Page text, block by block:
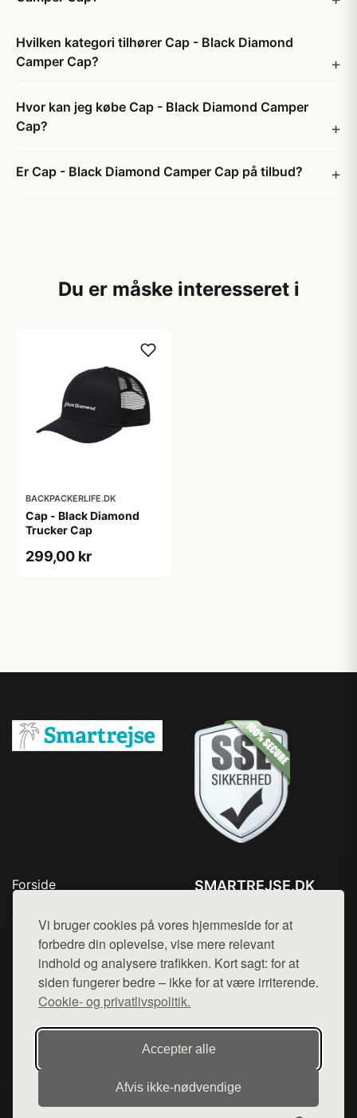
Vi bruger cookies på vores hjemmeside for at
forbedre din oplevelse, vise mere relevant
indhold og analysere trafikken. Kort sagt: for at
siden fungerer bedre – ikke for at være irriterende.
Cookie- og privatlivspolitik.
Accepter alle
Afvis ikke‑nødvendige
Hvilken kategori tilhører Cap - Black Diamond
Camper Cap?
Hvor kan jeg købe Cap - Black Diamond Camper
Cap?
Er Cap - Black Diamond Camper Cap på tilbud?
Du er måske interesseret i
BACKPACKERLIFE.DK
Cap - Black Diamond
Trucker Cap
299,00 kr
Forside
Top Rabatter
Kontakt
SMARTREJSE.DK
Mail: hej@want.dk
Cookie- og privatlivspolitik
Denne side er en del af want.dk, der udgiver en række
hjemmesider med præsentation af forskellige produkter fra
diverse webshops. Der sælges ikke varer fra denne side - vi
henviser til de shops, som sælger varen. Vi har heller ikke